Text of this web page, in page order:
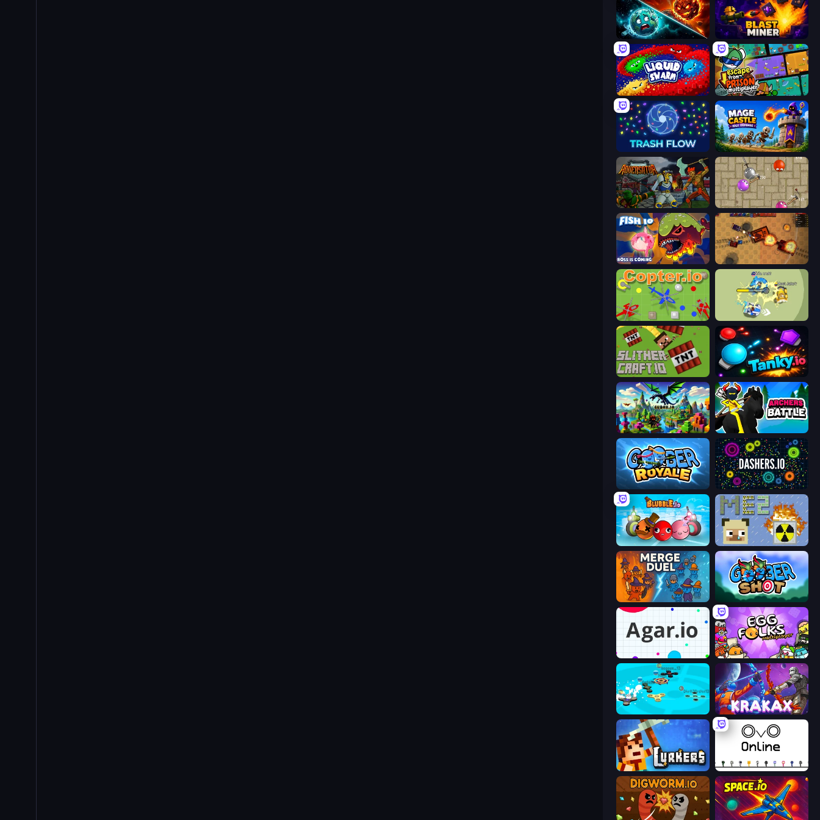
PlanetCrush 2 Blast Miner
Liquid Swarm Escape From Prison Multiplayer
Trash Flow Mage Castle Idle Defense
Adversator Balloons.io
Fish IO Tanko.io
Copter.io Bump.io
SlitherCraft.io Tanky.io
Cubox.io Archers Battle
Goober Royale Dashers.io
Blubble.io MineEnergy2
MergeDuel.io Goober Shot
Agar.io Egg Folks Multiplayer
Hand Spinner IO 3D Krakax
Lurkers.io OvO.io